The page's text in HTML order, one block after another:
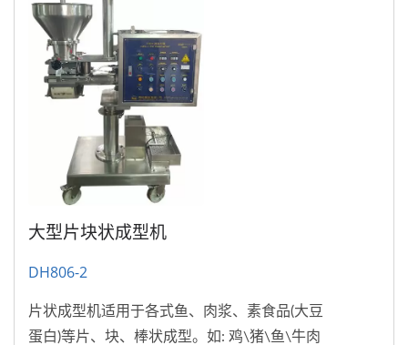
大型片块状成型机
DH806-2
片状成型机适用于各式鱼、肉浆、素食品(大豆
蛋白)等片、块、棒状成型。如: 鸡\猪\鱼\牛肉